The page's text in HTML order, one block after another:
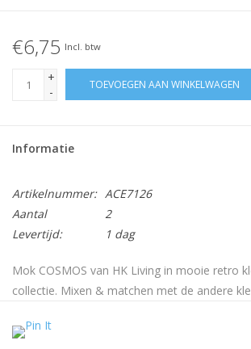
€6,75 Incl. btw
+
-
TOEVOEGEN AAN WINKELWAGEN
Informatie
Artikelnummer: ACE7126
Aantal
2
Levertijd:
1 dag
Mok COSMOS van HK Living in mooie retro
collectie. Mixen & matchen met de andere
vaatwasbestendig. Deze mok maakt de tafel/